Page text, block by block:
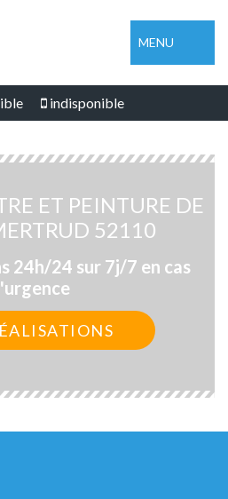
MENU
indisponible
ET PEINTURE DE
52110
24h/24 sur 7j/7 en cas